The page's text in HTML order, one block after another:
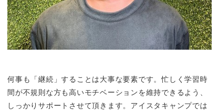
何事も「継続」することは大事な要素です。忙しく学習時
間が不規則な方も高いモチベーションを維持できるよう、
しっかりサポートさせて頂きます。アイスタキャンプでは